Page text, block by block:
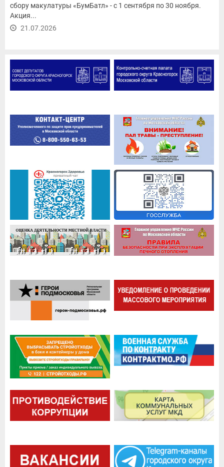
сбору макулатуры «БумБатл» - с 1 сентября по 30 ноября.
Акция...
21.07.2026